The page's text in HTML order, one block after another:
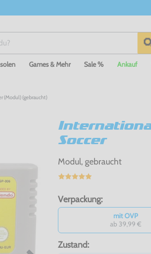
Games & Mehr Sale % Ankauf
(Modul) (gebraucht)
Soccer
Modul, gebraucht
Verpackung:
mit OVP
ab 39,99 €
Zustand: